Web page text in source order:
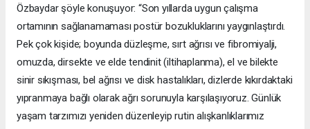
Özbaydar şöyle konuşuyor: “Son yıllarda uygun çalışma
ortamının sağlanamaması postür bozukluklarını yaygınlaştırdı.
Pek çok kişide; boyunda düzleşme, sırt ağrısı ve fibromiyalji,
omuzda, dirsekte ve elde tendinit (iltihaplanma), el ve bilekte
sinir sıkışması, bel ağrısı ve disk hastalıkları, dizlerde kıkırdaktaki
yıpranmaya bağlı olarak ağrı sorunuyla karşılaşıyoruz. Günlük
yaşam tarzımızı yeniden düzenleyip rutin alışkanlıklarımız